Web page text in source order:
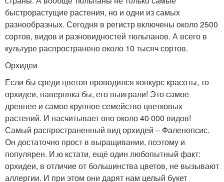
быстрорастущие растения, но и одни из самых
разнообразных. Сегодня в регистр включены около 2500
сортов, видов и разновидностей тюльпанов. А всего в
культуре распространено около 10 тысяч сортов.
Орхидеи
Если бы среди цветов проводился конкурс красоты, то
орхидеи, наверняка бы, его выиграли! Это самое
древнее и самое крупное семейство цветковых
растений. И насчитывает оно около 40 000 видов!
Самый распространенный вид орхидей – Фаленопсис.
Он достаточно прост в выращивании, поэтому и
популярен. И.ю кстати, ещё один любопытный факт:
орхидеи, в отличие от большинства цветов, не вызывают
аллергии. И при этом они дарят нам целый букет